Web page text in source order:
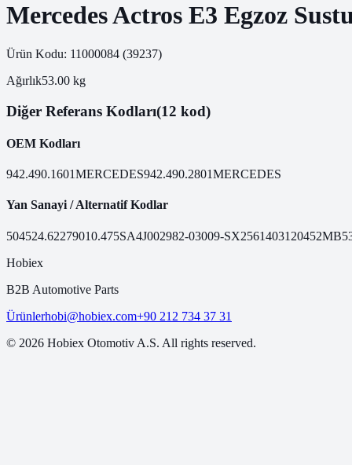
Mercedes Actros E3 Egzoz
Ürün Kodu: 11000084 (39237)
Ağırlık53.00 kg
Diğer Referans Kodları(12 kod)
OEM Kodları
942.490.1601MERCEDES942.490.2801MERCEDES
Yan Sanayi / Alternatif Kodlar
504524.62279010.475SA4J002982-03009-SX25614031 20452MB
Hobiex
B2B Automotive Parts
Ürünlerhobi@hobiex.com+90 212 734 37 31
© 2026 Hobiex Otomotiv A.S. All rights reserved.